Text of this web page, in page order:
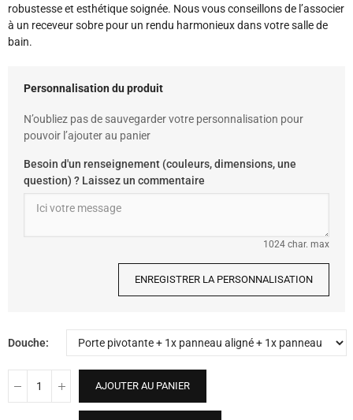
robustesse et esthétique soignée. Nous vous conseillons de l’associer
à un receveur sobre pour un rendu harmonieux dans votre salle de
bain.
Personnalisation du produit
N’oubliez pas de sauvegarder votre personnalisation pour
pouvoir l’ajouter au panier
Besoin d'un renseignement (couleurs, dimensions, une
question) ? Laissez un commentaire
1024 char. max
ENREGISTRER LA PERSONNALISATION
Douche
AJOUTER AU PANIER